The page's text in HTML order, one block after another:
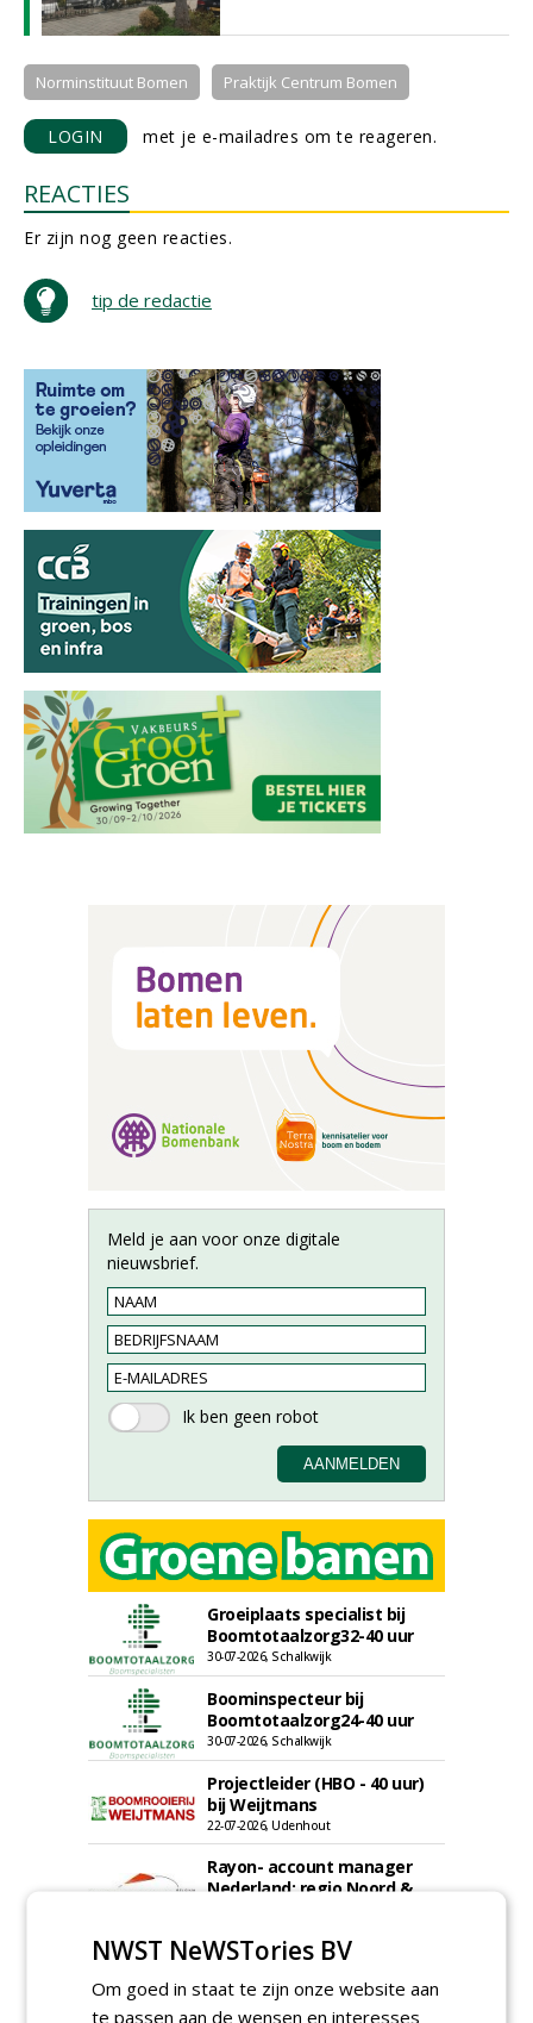
Norminstituut Bomen Praktijk Centrum Bomen
LOGIN met je e-mailadres om te reageren.
REACTIES
Er zijn nog geen reacties.
tip de redactie
Meld je aan voor onze digitale
nieuwsbrief.
Groeiplaats specialist bij
Boomtotaalzorg32-40 uur
30-07-2026, Schalkwijk
Boominspecteur bij
Boomtotaalzorg24-40 uur
30-07-2026, Schalkwijk
Projectleider (HBO - 40 uur)
bij Weijtmans
22-07-2026, Udenhout
Rayon- account manager
Nederland; regio Noord &
Boomrooier / boomverzorger
ETW bij Weijtmans
NWST NeWSTories BV
Om goed in staat te zijn onze website aan
te passen aan de wensen en interesses